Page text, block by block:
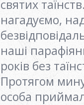
святих
нагадуємо,
наші
років без
Протягом
особа